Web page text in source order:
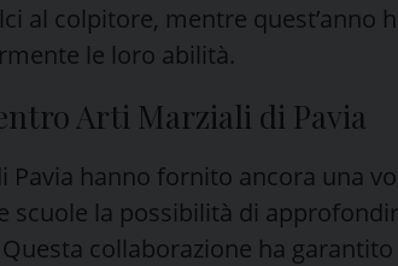
al colpitore, mentre quest’anno
le loro abilità.
Arti Marziali di Pavia
Pavia hanno fornito ancora una
scuole la possibilità di
collaborazione ha garantito